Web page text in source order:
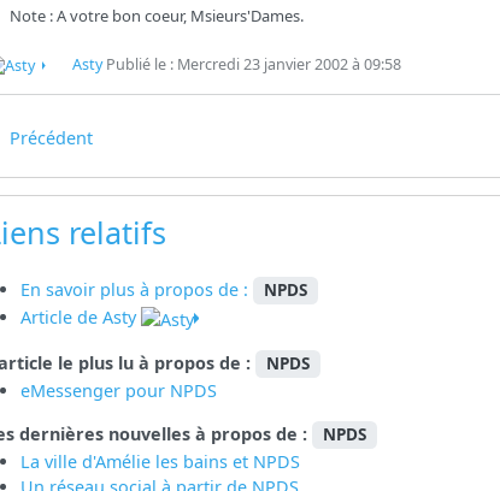
Note : A votre bon coeur, Msieurs'Dames.
AstyPublié le : Mercredi 23 janvier 2002 à 09:58
Précédent
relatifs
En savoir plus à propos de : NPDS
Article de Asty
le plus lu à propos de : NPDS
eMessenger pour NPDS
dernières nouvelles à propos de :
NPDS
La ville d'Amélie les bains et NPDS